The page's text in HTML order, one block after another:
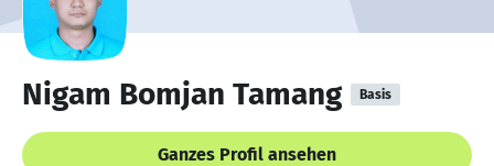
Nigam Bomjan Tamang Basis
Ganzes Profil ansehen